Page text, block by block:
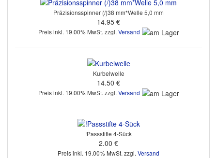
Präzisionsspinner (/)38 mm*Welle 5,0 mm
14.95 €
Preis inkl. 19.00% MwSt. zzgl. Versand
Kurbelwelle
14.50 €
Preis inkl. 19.00% MwSt. zzgl. Versand
!Passstifte 4-Sück
2.00 €
Preis inkl. 19.00% MwSt. zzgl.Versand